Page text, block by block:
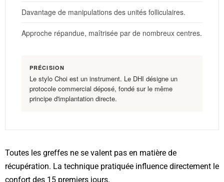
Davantage de manipulations des unités folliculaires.
Approche répandue, maîtrisée par de nombreux centres.
PRÉCISION
Le stylo Choi est un instrument. Le DHI désigne un
protocole commercial déposé, fondé sur le même
principe d'implantation directe.
Toutes les greffes ne se valent pas en matière de
récupération. La technique pratiquée influence directement le
confort des 15 premiers jours.